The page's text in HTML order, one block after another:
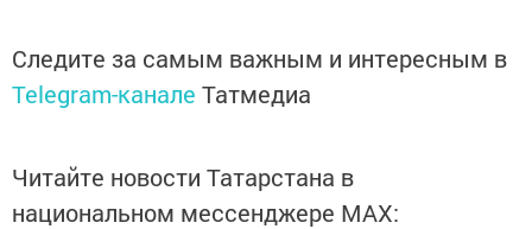
Следите за самым важным и интересным в
Telegram-канале Татмедиа
Читайте новости Татарстана в
национальном мессенджере MАХ: